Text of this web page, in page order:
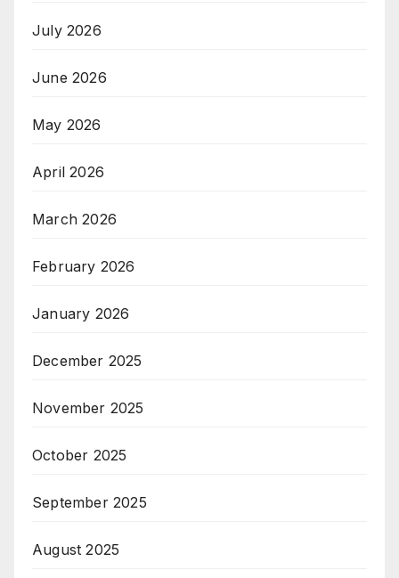
July 2026
June 2026
May 2026
April 2026
March 2026
February 2026
January 2026
December 2025
November 2025
October 2025
September 2025
August 2025